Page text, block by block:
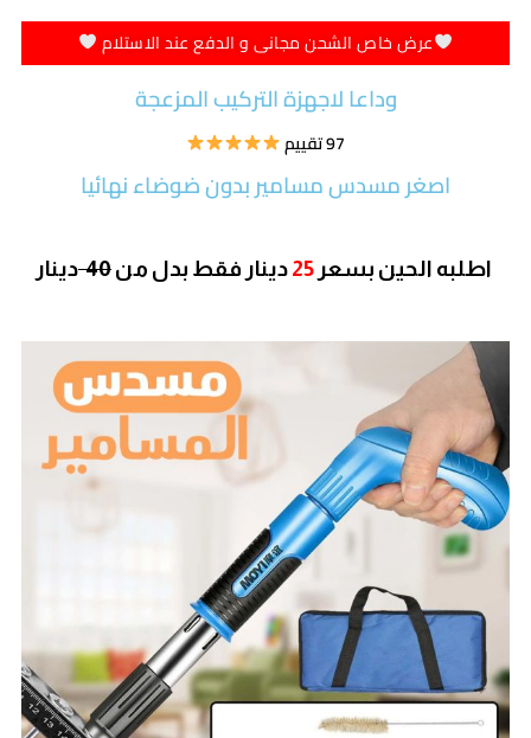
عرض خاص الشحن مجانى و الدفع عند الاستلام
وداعا لاجهزة التركيب المزعجة
97 تقييم
اصغر مسدس مسامير بدون ضوضاء نهائيا
اطلبه الحين بسعر 25دينار فقط بدل من40 دينار